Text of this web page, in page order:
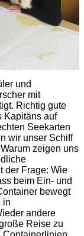
und
mit
Richtig gute
Kapitäns auf
Seekarten
wir unser Schiff
zeigen uns
der Frage: Wie
beim Ein- und
bewegt
in
andere
Reise zu